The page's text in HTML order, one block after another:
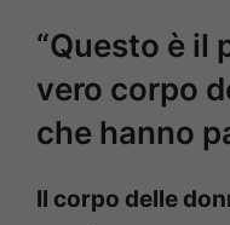
“Questo è il
vero corpo
che hanno
Il corpo delle